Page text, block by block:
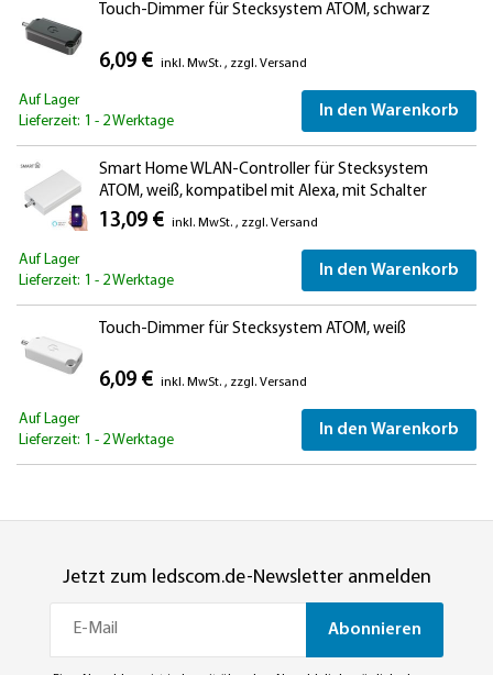
Touch-Dimmer für Stecksystem ATOM, schwarz
6,09 € inkl. MwSt. , zzgl. Versand
Auf Lager
Lieferzeit: 1 - 2 Werktage
In den Warenkorb
Smart Home WLAN-Controller für Stecksystem
ATOM, weiß, kompatibel mit Alexa, mit Schalter
13,09 € inkl. MwSt. , zzgl. Versand
Auf Lager
Lieferzeit: 1 - 2 Werktage
In den Warenkorb
Touch-Dimmer für Stecksystem ATOM, weiß
6,09 € inkl. MwSt. , zzgl. Versand
Auf Lager
Lieferzeit: 1 - 2 Werktage
In den Warenkorb
Jetzt zum ledscom.de-Newsletter anmelden
Abonnieren